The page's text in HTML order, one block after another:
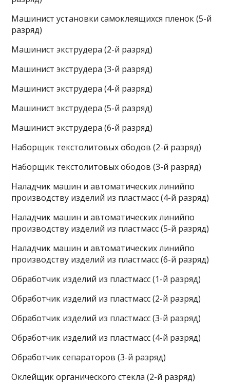
Машинист установки самоклеящихся пленок (5-й
разряд)
Машинист экструдера (2-й разряд)
Машинист экструдера (3-й разряд)
Машинист экструдера (4-й разряд)
Машинист экструдера (5-й разряд)
Машинист экструдера (6-й разряд)
Наборщик текстолитовых ободов (2-й разряд)
Наборщик текстолитовых ободов (3-й разряд)
Наладчик машин и автоматических линийпо
производству изделий из пластмасс (4-й разряд)
Наладчик машин и автоматических линийпо
производству изделий из пластмасс (5-й разряд)
Наладчик машин и автоматических линийпо
производству изделий из пластмасс (6-й разряд)
Обработчик изделий из пластмасс (1-й разряд)
Обработчик изделий из пластмасс (2-й разряд)
Обработчик изделий из пластмасс (3-й разряд)
Обработчик изделий из пластмасс (4-й разряд)
Обработчик сепараторов (3-й разряд)
Оклейщик органического стекла (2-й разряд)